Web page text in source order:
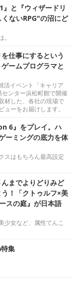
』と『ウィザードリ
ないRPG"の沼にど
仕事にするという
ームプログラマと
イベント「キャリア
ンター浜松町館で開催
材した、各社の現場で
ーをお届けします。
6』をプレイ。ハ
ーミングの底力を体
スはもちろん最高設定
までよりどりみど
！「クトゥルフ×美
スの庭』が日本語
少女など、属性てんこ
集